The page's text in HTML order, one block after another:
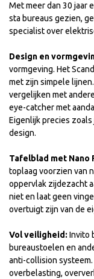
Met meer dan 30 jaar
sta bureaus gezien,
specialist over
Design en
vormgeving. Het
met zijn simpele
vergelijken met
eye-catcher met
Eigenlijk precies
design.
Tafelblad met Nano
toplaag voorzien van
oppervlak zijdezacht
niet en laat geen
overtuigt zijn van de
Vol veiligheid: Invito
bureaustoelen en
anti-collision
overbelasting,